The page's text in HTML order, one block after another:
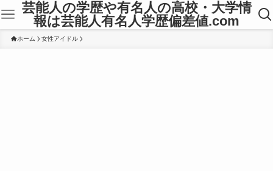
芸能人の学歴や有名人の高校・大学情
報は芸能人有名人学歴偏差値.com
ホーム 女性アイドル